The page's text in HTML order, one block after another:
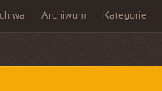
Archiwum Kategorie